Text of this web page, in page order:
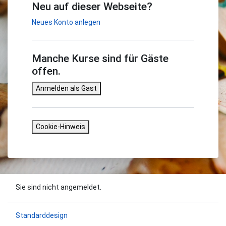
Neu auf dieser Webseite?
Neues Konto anlegen
Manche Kurse sind für Gäste
offen.
Anmelden als Gast
Cookie-Hinweis
Sie sind nicht angemeldet.
Standarddesign